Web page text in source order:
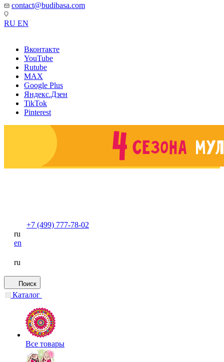
contact@budibasa.com
RU EN
Вконтакте
YouTube
Rutube
MAX
Google Plus
Яндекс.Дзен
TikTok
Pinterest
+7 (499) 777-78-02
ru
en
ru
Поиск
Каталог
Все товары